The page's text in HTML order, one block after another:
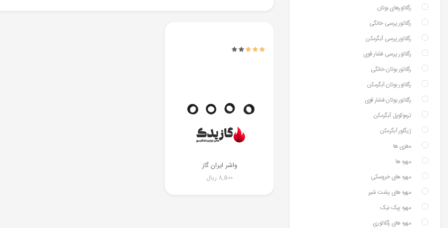
رگلاتورهای بوتان
رگلاتور پرسی خانگی
رگلاتور پرسی آبگرمکن
رگلاتور پرسی فشار قوی
رگلاتور بوتان خانگی
رگلاتور بوتان آبگرمکن
رگلاتور بوتان فشار قوی
ترموکوپل آبگرمکن
ژیگلور آبگرمکن
مغزی ها
مهره ها
مهره های خروسکی
مهره های پشت شیر
مهره پیک نیک
مهره های رگلاتوری
واشر ایران گاز
8,500 ریال